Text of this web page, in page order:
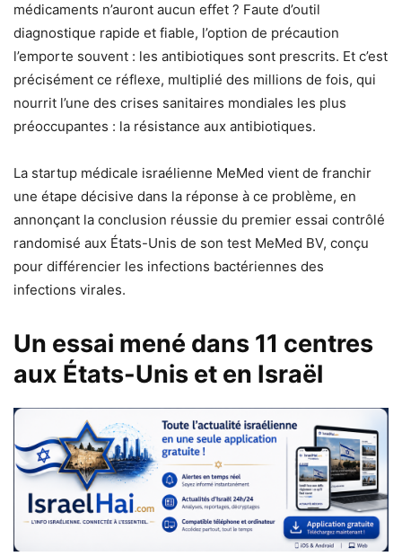
médicaments n’auront aucun effet ? Faute d’outil
diagnostique rapide et fiable, l’option de précaution
l’emporte souvent : les antibiotiques sont prescrits. Et c’est
précisément ce réflexe, multiplié des millions de fois, qui
nourrit l’une des crises sanitaires mondiales les plus
préoccupantes : la résistance aux antibiotiques.
La startup médicale israélienne MeMed vient de franchir
une étape décisive dans la réponse à ce problème, en
annonçant la conclusion réussie du premier essai contrôlé
randomisé aux États-Unis de son test MeMed BV, conçu
pour différencier les infections bactériennes des
infections virales.
Un essai mené dans 11 centres
aux États-Unis et en Israël